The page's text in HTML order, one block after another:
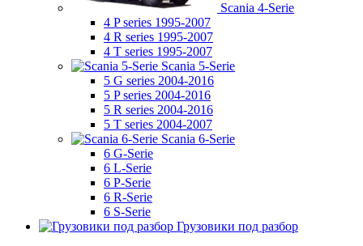
Scania 4-Serie
4 P series 1995-2007
4 R series 1995-2007
4 T series 1995-2007
Scania 5-Serie
5 G series 2004-2016
5 P series 2004-2016
5 R series 2004-2016
5 T series 2004-2007
Scania 6-Serie
6 G-Serie
6 L-Serie
6 P-Serie
6 R-Serie
6 S-Serie
Грузовики под разбор